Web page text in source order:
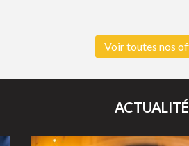
Voir toutes nos